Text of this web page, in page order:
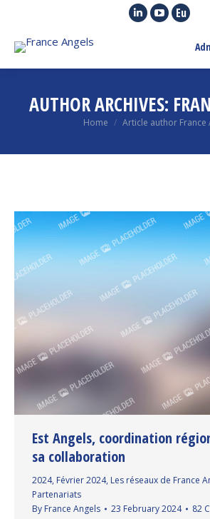
Linkedin
in
window
YouTube
in
window
in
AUTHOR ARCHIVES:
You are here:
Home Article author France
Est Angels, coordination
sa collaboration
2024, Février 2024, Les réseaux de France
Partenariats
By France Angels 23 February 2024 82